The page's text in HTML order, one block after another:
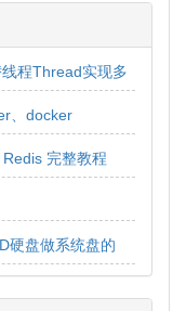
程Thread实现多
、docker
完整教程
硬盘做系统盘的
或者硬盘底座